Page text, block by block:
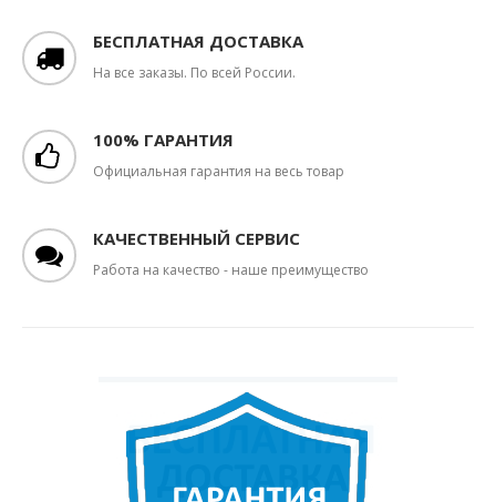
БЕСПЛАТНАЯ ДОСТАВКА
На все заказы. По всей России.
100% ГАРАНТИЯ
Официальная гарантия на весь товар
КАЧЕСТВЕННЫЙ СЕРВИС
Работа на качество - наше преимущество